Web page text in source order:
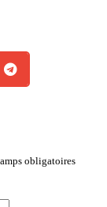
obligatoires